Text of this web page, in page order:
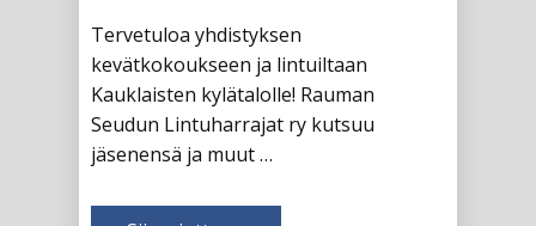
Tervetuloa yhdistyksen
kevätkokoukseen ja lintuiltaan
Kauklaisten kylätalolle! Rauman
Seudun Lintuharrajat ry kutsuu
jäsenensä ja muut …